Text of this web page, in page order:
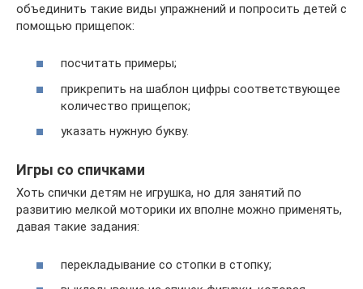
объединить такие виды упражнений и попросить детей с
помощью прищепок:
посчитать примеры;
прикрепить на шаблон цифры соответствующее
количество прищепок;
указать нужную букву.
Игры со спичками
Хоть спички детям не игрушка, но для занятий по
развитию мелкой моторики их вполне можно применять,
давая такие задания:
перекладывание со стопки в стопку;